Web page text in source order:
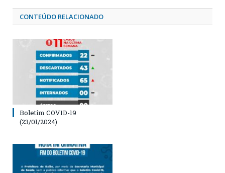
CONTEÚDO RELACIONADO
Boletim COVID-19
(23/01/2024)